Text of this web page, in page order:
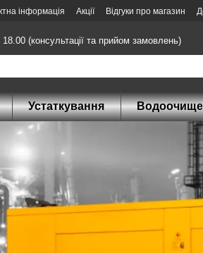
інформація Акції Відгуки про магазин
(консультації та прийом замовлень)
Устаткування